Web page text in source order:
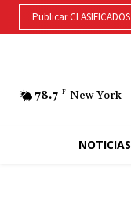
Publicar CLASIFICADOS
78.7 F New York
NOTICIAS